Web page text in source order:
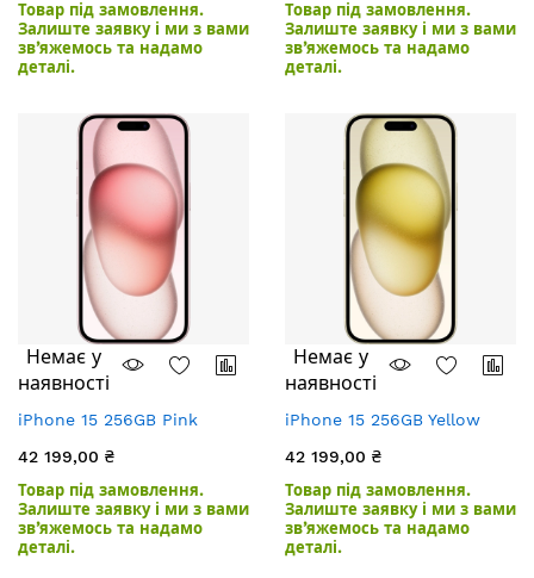
Товар під замовлення.
Залиште заявку і ми з вами
зв’яжемось та надамо
деталі.
Товар під замовлення.
Залиште заявку і ми з вами
зв’яжемось та надамо
деталі.
Немає у
наявності
iPhone 15 256GB Pink
42 199,00 ₴
Товар під замовлення.
Залиште заявку і ми з вами
зв’яжемось та надамо
деталі.
Немає у
наявності
iPhone 15 256GB Yellow
42 199,00 ₴
Товар під замовлення.
Залиште заявку і ми з вами
зв’яжемось та надамо
деталі.